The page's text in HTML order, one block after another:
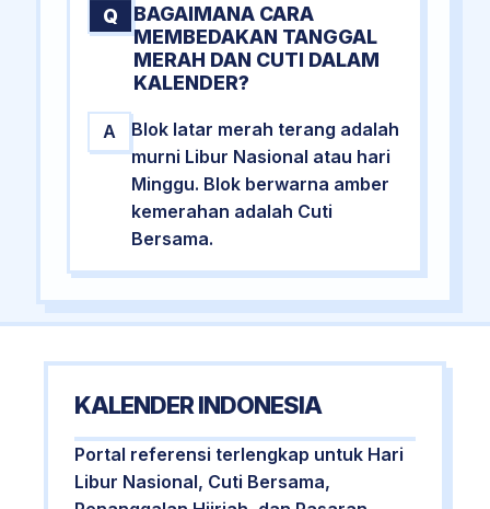
Q
BAGAIMANA CARA
MEMBEDAKAN TANGGAL
MERAH DAN CUTI DALAM
KALENDER?
A
Blok latar merah terang adalah
murni Libur Nasional atau hari
Minggu. Blok berwarna amber
kemerahan adalah Cuti
Bersama.
KALENDER INDONESIA
Portal referensi terlengkap untuk Hari
Libur Nasional, Cuti Bersama,